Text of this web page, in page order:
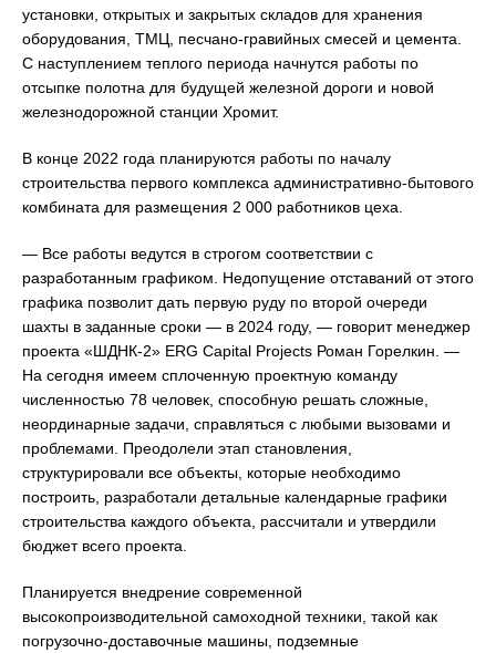
установки, открытых и закрытых складов для хранения
оборудования, ТМЦ, песчано-гравийных смесей и цемента.
С наступлением теплого периода начнутся работы по
отсыпке полотна для будущей железной дороги и новой
железнодорожной станции Хромит.
В конце 2022 года планируются работы по началу
строительства первого комплекса административно-бытового
комбината для размещения 2 000 работников цеха.
— Все работы ведутся в строгом соответствии с
разработанным графиком. Недопущение отставаний от этого
графика позволит дать первую руду по второй очереди
шахты в заданные сроки — в 2024 году, — говорит менеджер
проекта «ШДНК-2» ERG Capital Projects Роман Горелкин. —
На сегодня имеем сплоченную проектную команду
численностью 78 человек, способную решать сложные,
неординарные задачи, справляться с любыми вызовами и
проблемами. Преодолели этап становления,
структурировали все объекты, которые необходимо
построить, разработали детальные календарные графики
строительства каждого объекта, рассчитали и утвердили
бюджет всего проекта.
Планируется внедрение современной
высокопроизводительной самоходной техники, такой как
погрузочно-доставочные машины, подземные